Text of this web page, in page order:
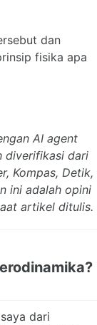
dan
fisika apa
AI agent
diverifikasi dari
Kompas, Detik,
ini adalah opini
artikel ditulis.
dari